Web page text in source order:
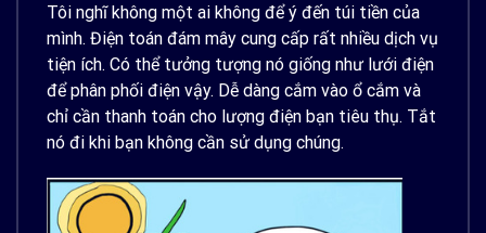
Tôi nghĩ không một ai không để ý đến túi tiền của
mình. Điện toán đám mây cung cấp rất nhiều dịch vụ
tiện ích. Có thể tưởng tượng nó giống như lưới điện
để phân phối điện vậy. Dễ dàng cắm vào ổ cắm và
chỉ cần thanh toán cho lượng điện bạn tiêu thụ. Tắt
nó đi khi bạn không cần sử dụng chúng.